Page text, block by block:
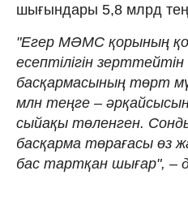
шығындары 5,8 млрд
"Егер МӘМС қорының
есептілігін
басқармасының төрт
млн теңге –
сыйақы төленген.
басқарма төрағасы өз
бас тартқан шығар", –